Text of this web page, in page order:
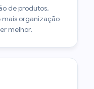
de produtos,
mais organização
melhor.